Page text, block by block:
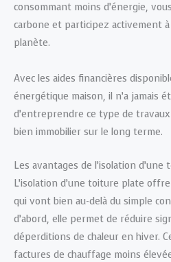
consommant moins d’énergie,
carbone et participez activement
planète.
Avec les aides financières
énergétique maison, il n’a jamais
d’entreprendre ce type de
bien immobilier sur le long terme.
Les avantages de l’isolation
L’isolation d’une toiture plate
qui vont bien au-delà du simple
d’abord, elle permet de réduire
déperditions de chaleur en hiver.
factures de chauffage moins